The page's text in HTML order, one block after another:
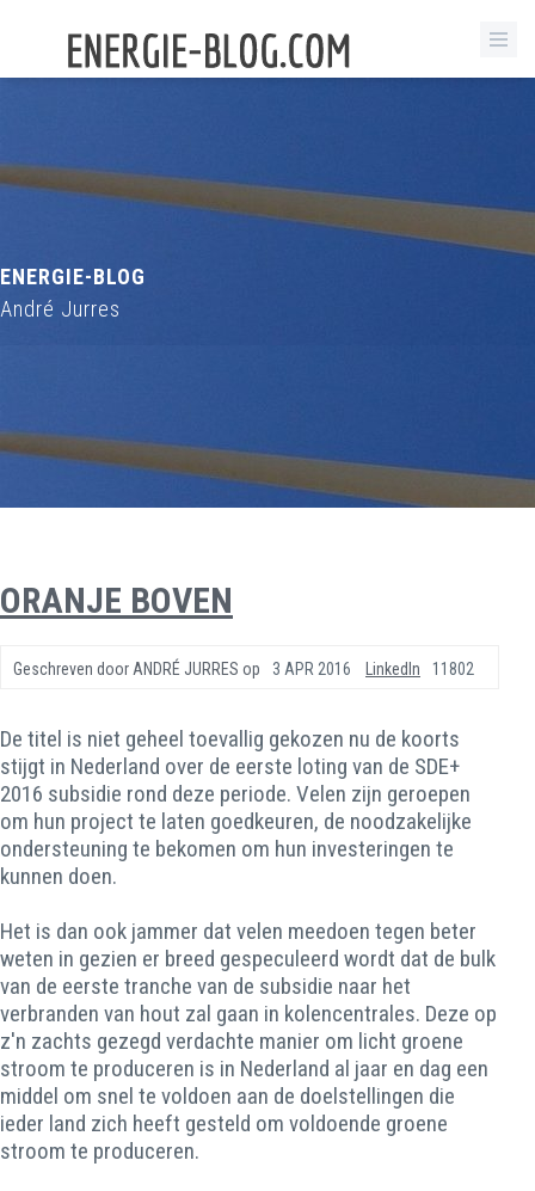
ENERGIE-BLOG
André Jurres
ORANJE BOVEN
Geschreven door ANDRÉ JURRES op 3 APR 2016 11802
LinkedIn
De titel is niet geheel toevallig gekozen nu de koorts
stijgt in Nederland over de eerste loting van de SDE+
2016 subsidie rond deze periode. Velen zijn geroepen
om hun project te laten goedkeuren, de noodzakelijke
ondersteuning te bekomen om hun investeringen te
kunnen doen.
Het is dan ook jammer dat velen meedoen tegen beter
weten in gezien er breed gespeculeerd wordt dat de bulk
van de eerste tranche van de subsidie naar het
verbranden van hout zal gaan in kolencentrales. Deze op
z'n zachts gezegd verdachte manier om licht groene
stroom te produceren is in Nederland al jaar en dag een
middel om snel te voldoen aan de doelstellingen die
ieder land zich heeft gesteld om voldoende groene
stroom te produceren.